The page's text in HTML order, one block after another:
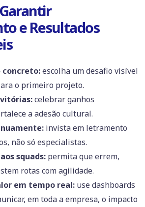
e Resultados
concreto:escolha um desafio visível
o primeiro projeto.
celebrar ganhos
a adesão cultural.
invista em letramento
não só especialistas.
squads:permita que errem,
rotas com agilidade.
em tempo real:use dashboards
em toda a empresa, o impacto